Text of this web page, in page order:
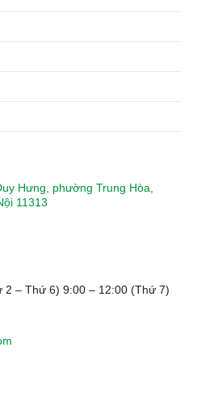
Hưng, phường Trung Hòa,
11313
2 – Thứ 6) 9:00 – 12:00 (Thứ 7)